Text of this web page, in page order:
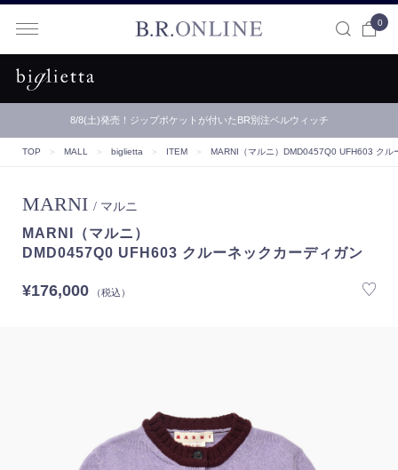
0
8/8(土)発売！ジップポケットが付いたBR別注ベルウィッチ
TOP ＞ MALL ＞ biglietta ＞ ITEM ＞ MARNI（マルニ） DMD0457Q0 UFH603 クル
MARNI / マルニ
MARNI（マルニ）
DMD0457Q0 UFH603 クルーネックカーディガン
¥176,000（税込）